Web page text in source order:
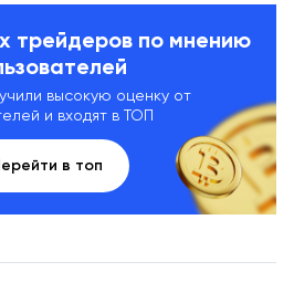
трейдеров по мнению
высокую оценку от
и входят в ТОП
в топ